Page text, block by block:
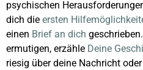
psychischen
dich die ersten
einen Brief an dich
ermutigen, erzähle Deine
riesig über deine Nachricht